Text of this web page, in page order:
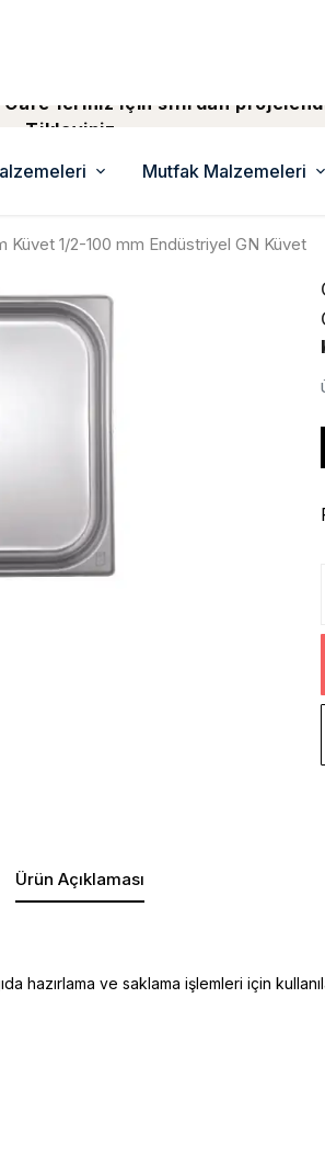
için sıfırdan
Tiklayiniz...
Mutfak Malzemeleri
Küvet 1/2-100 mm Endüstriyel GN Küvet
Ürün Açıklaması
hazırlama ve saklama işlemleri için